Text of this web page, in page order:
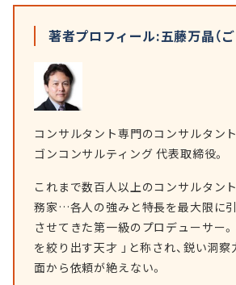
著者プロフィール:五藤万晶（
コンサルタント専門のコンサルタン
ゴンコンサルティング 代表取締役。
これまで数百人以上のコンサルタント
務家…各人の強みと特長を最大限に引
させてきた第一級のプロデューサー
を絞り出す天才 」と称され、鋭い洞
面から依頼が絶えない。